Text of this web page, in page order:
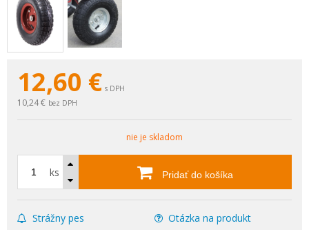
12,60 € s DPH
10,24 € bez DPH
nie je skladom
ks Pridať do košíka
Strážny pes Otázka na produkt